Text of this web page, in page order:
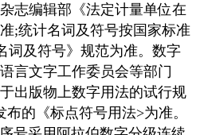
志编辑部《法定计量单位在
;统计名词及符号按国家标准
词及符号》规范为准。数字
言文字工作委员会等部门
出版物上数字用法的试行规
的《标点符号用法>为准。